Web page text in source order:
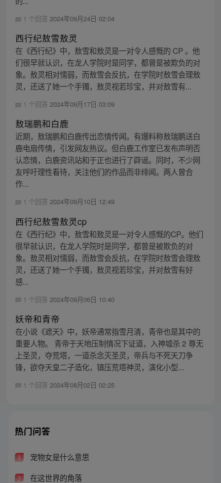
1 个回答 2024年09月24日 02:04
西行纪敖雪敖灵
在《西行纪》中，敖雪和敖灵是一对令人感慨的 CP 。他
们很早就认识，在龙人学院时是同学，都曾是被欺负的对
象。敖灵相对懦弱，而敖雪会反抗，在学院时敖雪会理敖
灵，还送了她一个手镯，敖灵视若珍宝，并对敖雪有...
1 个回答 2024年09月17日 03:09
敖瑞鹏和白鹿
近期，敖瑞鹏和白鹿传出恋情传闻。有爆料称敖瑞鹏送白
鹿电扇传情，引发网友热议。但白鹿工作室已发布声明否
认恋情，白鹿资讯站和于正也进行了辟谣。同时，不少网
友呼吁理性看待，关注他们的作品而非绯闻。两人曾合
作...
1 个回答 2024年09月10日 12:49
西行纪敖雪敖灵cp
在《西行纪》中，敖雪和敖灵是一对令人感慨的CP。他们
很早就认识，在龙人学院时是同学，都曾是被欺负的对
象。敖灵相对懦弱，而敖雪会反抗，在学院时敖雪会理敖
灵，还送了她一个手镯，敖灵视若珍宝，并对敖雪有好
感...
1 个回答 2024年09月06日 10:40
妖帝和青帝
在小说《遮天》中，妖帝通常指雪月清，青帝也是其中的
重要人物。 青帝于天地压制情况下证道，入神墟杀 2 尊无
上圣灵，夺荒塔，一道杀念灭圣灵，帝兵与不死天刀争
锋，欲夺天皇二子造化，镇压荒塔神灵，演化小型...
1 个回答 2024年08月02日 02:25
热门问答
1 宠物女是什么意思
2 在这世界的角落